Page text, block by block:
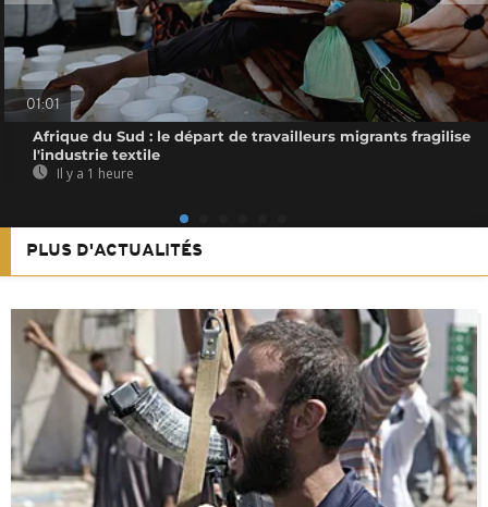
01:01
Afrique du Sud : le départ de travailleurs migrants fragilise
l'industrie textile
Il y a 1 heure
PLUS D'ACTUALITÉS